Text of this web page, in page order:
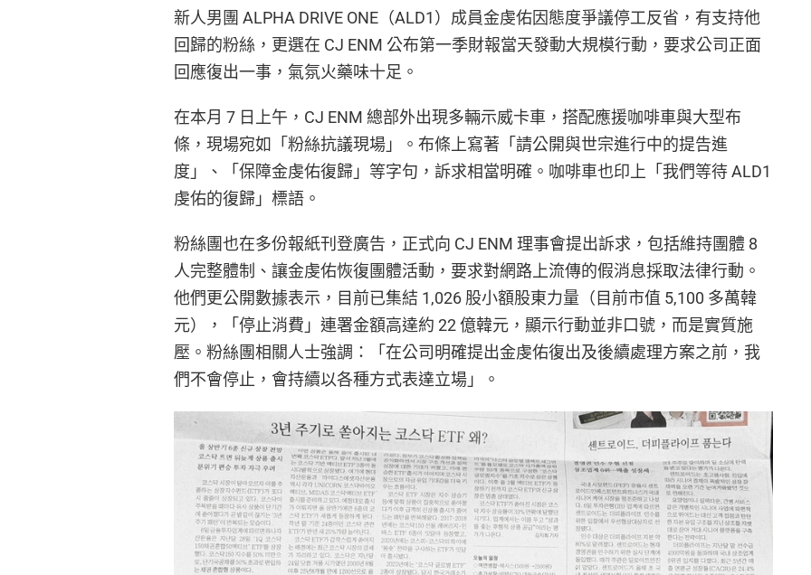
新人男團 ALPHA DRIVE ONE（ALD1）成員金虔佑因態度爭議停工反省，有支持他
回歸的粉絲，更選在 CJ ENM 公布第一季財報當天發動大規模行動，要求公司正面
回應復出一事，氣氛火藥味十足。
在本月 7 日上午，CJ ENM 總部外出現多輛示威卡車，搭配應援咖啡車與大型布
條，現場宛如「粉絲抗議現場」。布條上寫著「請公開與世宗進行中的提告進
度」、「保障金虔佑復歸」等字句，訴求相當明確。咖啡車也印上「我們等待 ALD1
虔佑的復歸」標語。
粉絲團也在多份報紙刊登廣告，正式向 CJ ENM 理事會提出訴求，包括維持團體 8
人完整體制、讓金虔佑恢復團體活動，要求對網路上流傳的假消息採取法律行動。
他們更公開數據表示，目前已集結 1,026 股小額股東力量（目前市值 5,100 多萬韓
元），「停止消費」連署金額高達約 22 億韓元，顯示行動並非口號，而是實質施
壓。粉絲團相關人士強調：「在公司明確提出金虔佑復出及後續處理方案之前，我
們不會停止，會持續以各種方式表達立場」。